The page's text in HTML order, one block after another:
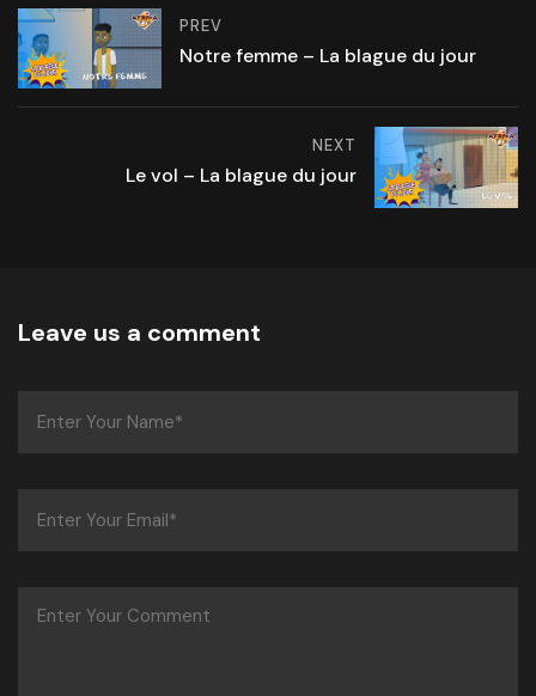
PREV
Notre femme – La blague du jour
NEXT
Le vol – La blague du jour
Leave us a comment